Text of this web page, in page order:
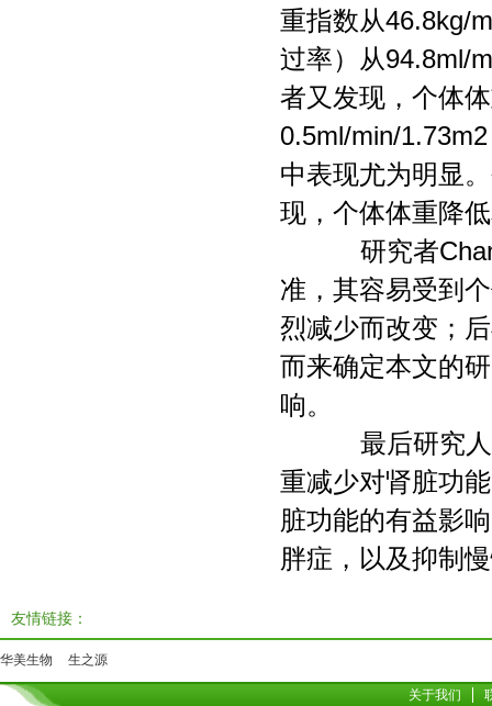
重指数从46.8kg/
过率）从94.8ml/
者又发现，个体
0.5ml/min/
中表现尤为明显
现，个体体重降
研究者
准，其容易受到
烈减少而改变；
而来确定本文的
响。
最后研究人
重减少对肾脏功
脏功能的有益影
胖症，以及抑制
友情链接：
华美生物 生之源
关于我们